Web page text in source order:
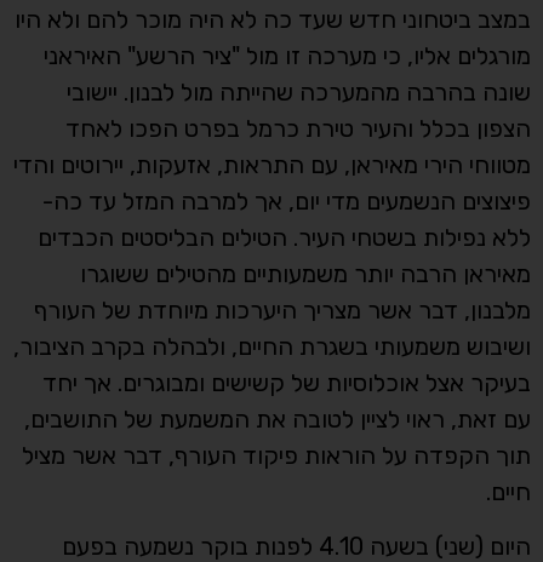
במצב ביטחוני חדש שעד כה לא היה מוכר להם ולא היו
מורגלים אליו, כי מערכה זו מול "ציר הרשע" האיראני
שונה בהרבה מהמערכה שהייתה מול לבנון. יישובי
הצפון בכלל והעיר טירת כרמל בפרט הפכו לאחד
מטווחי הירי מאיראן, עם התראות, אזעקות, יירוטים והדי
פיצוצים הנשמעים מדי יום, אך למרבה המזל עד כה-
ללא נפילות בשטחי העיר. הטילים הבליסטים הכבדים
מאיראן הרבה יותר משמעותיים מהטילים ששוגרו
מלבנון, דבר אשר מצריך היערכות מיוחדת של העורף
ושיבוש משמעותי בשגרת החיים, ולבהלה בקרב הציבור,
בעיקר אצל אוכלוסיות של קשישים ומבוגרים. אך יחד
עם זאת, ראוי לציין לטובה את המשמעת של התושבים,
תוך הקפדה על הוראות פיקוד העורף, דבר אשר מציל
חיים.
היום (שני) בשעה 4.10 לפנות בוקר נשמעה בפעם